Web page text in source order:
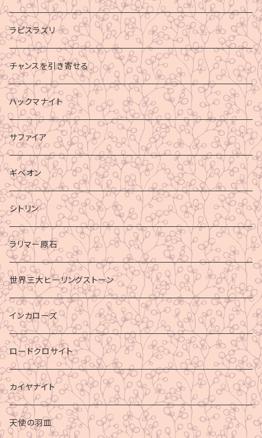
ラピスラズリ
チャンスを引き寄せる
ハックマナイト
サファイア
ギベオン
シトリン
ラリマー原石
世界三大ヒーリングストーン
インカローズ
ロードクロサイト
カイヤナイト
天使の羽皿